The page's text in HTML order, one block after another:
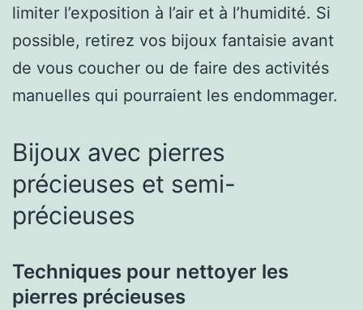
limiter l’exposition à l’air et à l’humidité. Si
possible, retirez vos bijoux fantaisie avant
de vous coucher ou de faire des activités
manuelles qui pourraient les endommager.
Bijoux avec pierres
précieuses et semi-
précieuses
Techniques pour nettoyer les
pierres précieuses